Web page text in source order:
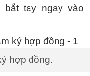
bắt tay ngay vào
hợp đồng.